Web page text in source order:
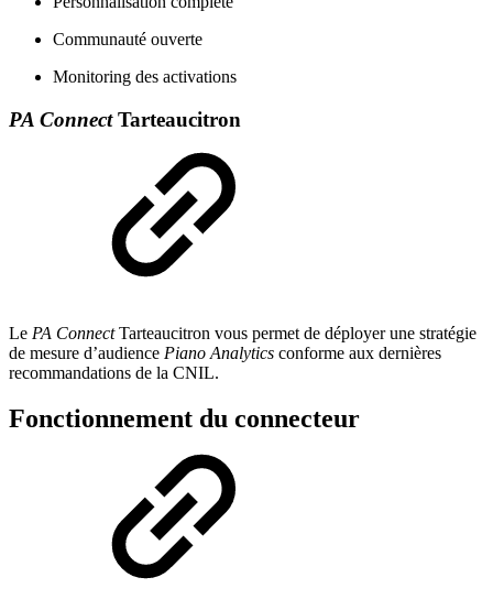
Communauté ouverte
Monitoring des activations
PA ConnectTarteaucitron
Le PA ConnectTarteaucitron vous permet de déployer une stratégie
de mesure d’audience Piano Analytics conforme aux dernières
recommandations de la CNIL.
Fonctionnement du connecteur